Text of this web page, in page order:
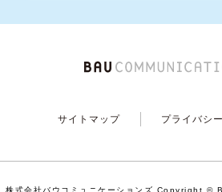
サイトマップ プライバシ